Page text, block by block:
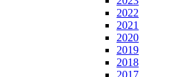
2022
2021
2020
2019
2018
2017